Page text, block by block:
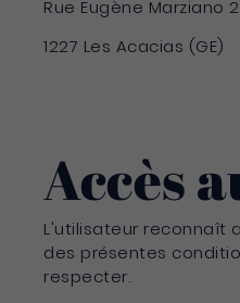
Rue Eugène Marziano
1227 Les Acacias (GE)
Accès
L'utilisateur reconnaît
des présentes
respecter.